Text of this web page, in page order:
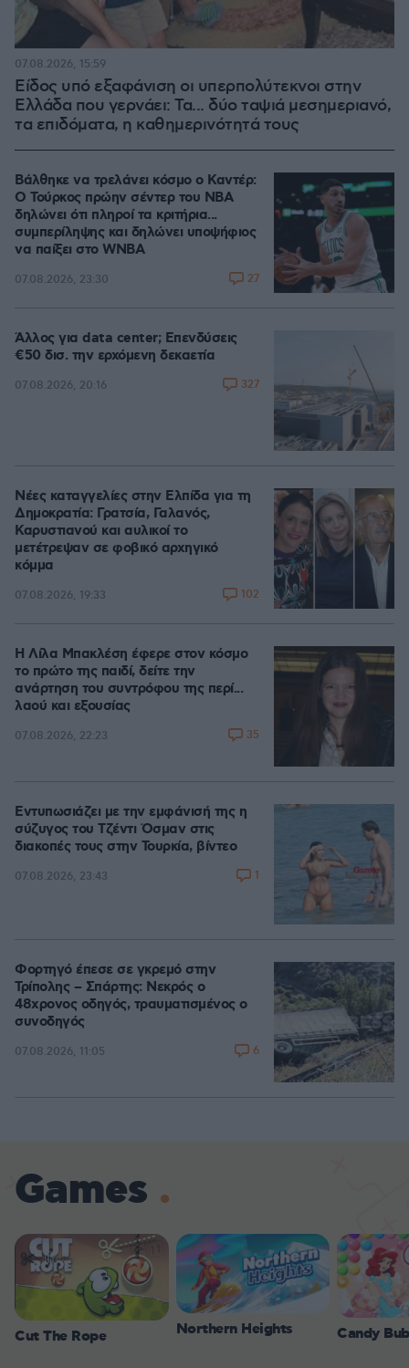
Είδος υπό εξαφάνιση οι υπερπολύτεκνοι στην
Ελλάδα που γερνάει: Τα... δύο ταψιά μεσημεριανό,
τα επιδόματα, η καθημερινότητά τους
07.08.2026, 15:59
Βάλθηκε να τρελάνει κόσμο ο Καντέρ:
Ο Τούρκος πρώην σέντερ του NBA
δηλώνει ότι πληροί τα κριτήρια...
συμπερίληψης και δηλώνει υποψήφιος
να παίξει στο WNBA
07.08.2026, 23:30 27
Άλλος για data center; Επενδύσεις
€50 δισ. την ερχόμενη δεκαετία
07.08.2026, 20:16 327
Νέες καταγγελίες στην Ελπίδα για τη
Δημοκρατία: Γρατσία, Γαλανός,
Καρυστιανού και αυλικοί το
μετέτρεψαν σε φοβικό αρχηγικό
κόμμα
07.08.2026, 19:33 102
Η Λίλα Μπακλέση έφερε στον κόσμο
το πρώτο της παιδί, δείτε την
ανάρτηση του συντρόφου της περί...
λαού και εξουσίας
07.08.2026, 22:23 35
Εντυπωσιάζει με την εμφάνισή της η
σύζυγος του Τζέντι Όσμαν στις
διακοπές τους στην Τουρκία, βίντεο
07.08.2026, 23:43 1
Φορτηγό έπεσε σε γκρεμό στην
Τρίπολης – Σπάρτης: Νεκρός ο
48χρονος οδηγός, τραυματισμένος ο
συνοδηγός
07.08.2026, 11:05 6
Games
Cut The Rope Northern Heights Candy